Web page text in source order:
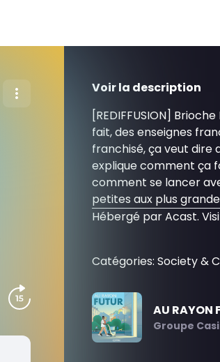
Voir la description
[REDIFFUSION]
fait, des enseignes
franchisé, ça veut dire
explique comment ça
comment se lancer
petites aux plus
Hébergé par Acast.
Catégories: Society &
AU RAYON
Groupe